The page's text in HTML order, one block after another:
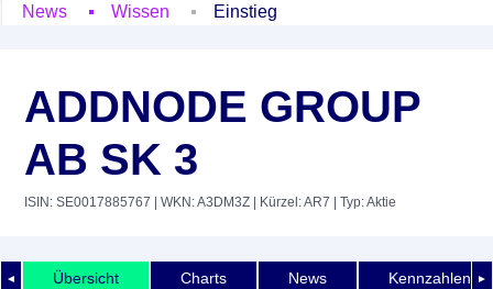
News
Wissen Einstieg
ADDNODE GROUP
AB SK 3
ISIN: SE0017885767 | WKN: A3DM3Z | Kürzel: AR7 | Typ: Aktie
◄ ►
Übersicht Charts News Kennzahlen